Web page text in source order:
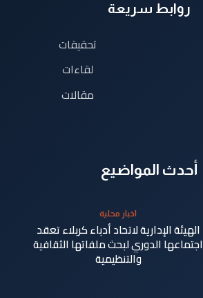
روابط سريعة
تحقيقات
لقاءات
مقالات
أحدث المواضيع
اخبار محلية
الهيئة الإدارية لاتحاد أدباء كربلاء تعقد
اجتماعها الدوري لبحث ملفاتها الثقافية
والتنظيمية